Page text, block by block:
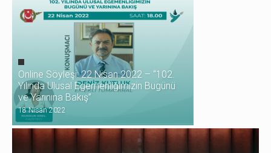
Online Söyleşi: 22 Nisan 2022 – “102.
Yılında Ulusal Egemenliğimizin Bugünü
ve Yarınına Bakış”
18 Nisan 2022